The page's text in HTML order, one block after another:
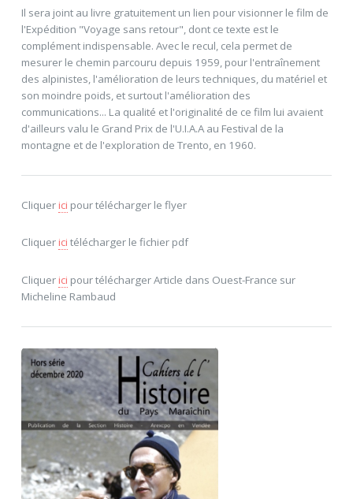
Il sera joint au livre gratuitement un lien pour visionner le film de
l'Expédition "Voyage sans retour", dont ce texte est le
complément indispensable. Avec le recul, cela permet de
mesurer le chemin parcouru depuis 1959, pour l'entraînement
des alpinistes, l'amélioration de leurs techniques, du matériel et
son moindre poids, et surtout l'amélioration des
communications... La qualité et l'originalité de ce film lui avaient
d'ailleurs valu le Grand Prix de l'U.I.A.A au Festival de la
montagne et de l'exploration de Trento, en 1960.
Cliquerici pour télécharger le flyer
Cliquerici télécharger le fichier pdf
Cliquerici pour télécharger Article dans Ouest-France sur
Micheline Rambaud